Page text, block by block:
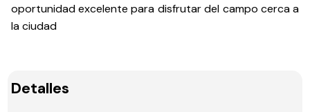
oportunidad excelente para disfrutar del campo cerca a
la ciudad
Detalles